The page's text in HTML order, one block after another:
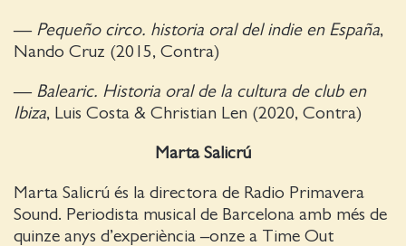
— Pequeño circo. historia oral del indie en España,
Nando Cruz (2015, Contra)
— Balearic. Historia oral de la cultura de club en
Ibiza, Luis Costa & Christian Len (2020, Contra)
Marta Salicrú
Marta Salicrú és la directora de Radio Primavera
Sound. Periodista musical de Barcelona amb més de
quinze anys d’experiència –onze a Time Out